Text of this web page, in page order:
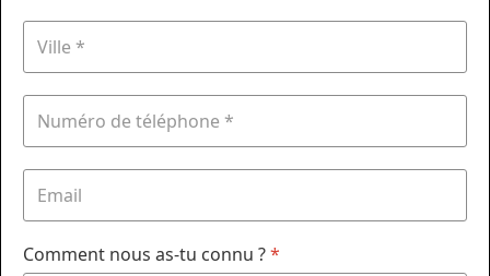
Comment nous as-tu connu ?*